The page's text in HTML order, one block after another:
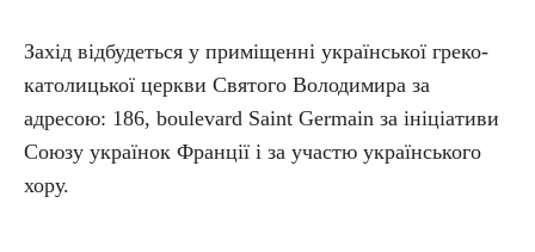
Захід відбудеться у приміщенні української греко-
католицької церкви Святого Володимира за
адресою: 186, boulevard Saint Germain за ініціативи
Союзу українок Франції і за участю українського
хору.